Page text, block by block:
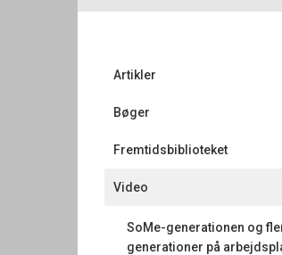
Artikler
Bøger
Fremtidsbiblioteket
Video
SoMe-generationen og
generationer på